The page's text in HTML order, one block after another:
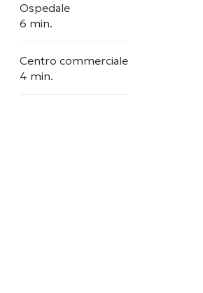
Ospedale
6 min.
Centro commerciale
4 min.